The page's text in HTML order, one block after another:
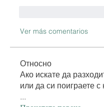
Ver más comentarios
Относно
Ако искате да
или да си поиграете с
...